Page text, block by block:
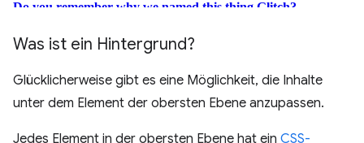
Was ist ein Hintergrund?
Glücklicherweise gibt es eine Möglichkeit, die Inhalte
unter dem Element der obersten Ebene anzupassen.
Jedes Element in der obersten Ebene hat ein CSS-